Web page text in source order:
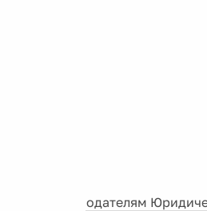
Рекламодателям